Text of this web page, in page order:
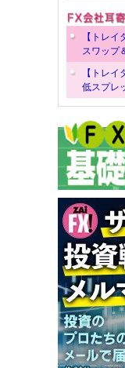
【トレ
スワップ
【トレ
低スプレ